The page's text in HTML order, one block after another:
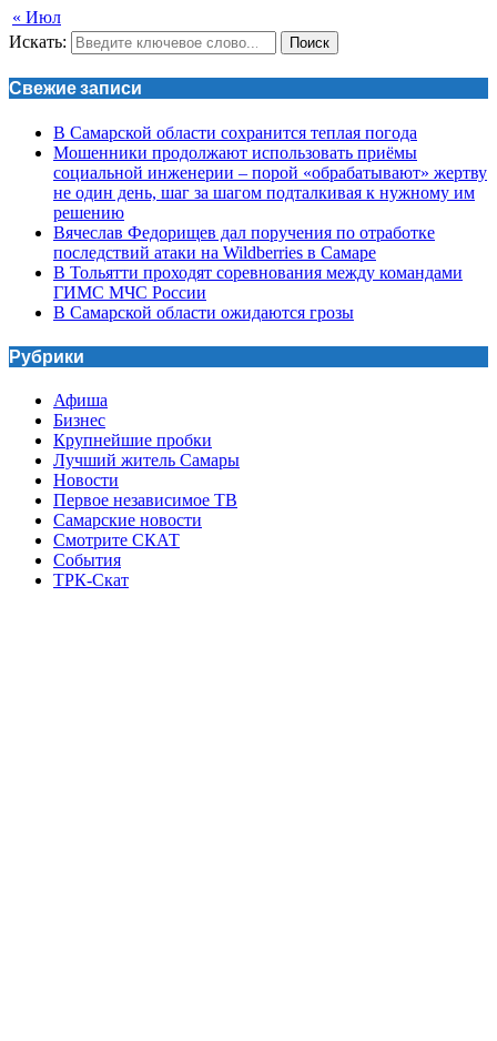
« Июл
Искать: Поиск
Свежие записи
В Самарской области сохранится теплая погода
Мошенники продолжают использовать приёмы
социальной инженерии – порой «обрабатывают» жертву
не один день, шаг за шагом подталкивая к нужному им
решению
Вячеслав Федорищев дал поручения по отработке
последствий атаки на Wildberries в Самаре
В Тольятти проходят соревнования между командами
ГИМС МЧС России
В Самарской области ожидаются грозы
Рубрики
Афиша
Бизнес
Крупнейшие пробки
Лучший житель Самары
Новости
Первое независимое ТВ
Самарские новости
Смотрите СКАТ
События
ТРК-Скат